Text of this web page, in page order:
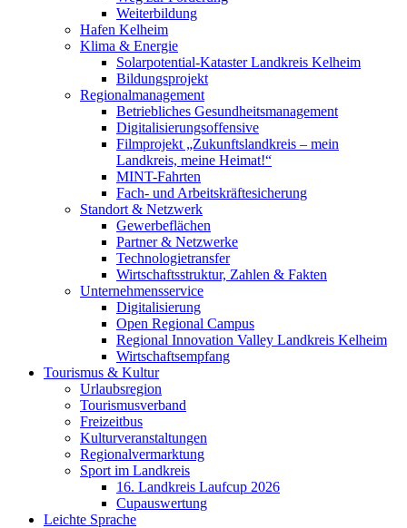
Weiterbildung
Hafen Kelheim
Klima & Energie
Solarpotential-Kataster Landkreis Kelheim
Bildungsprojekt
Regionalmanagement
Betriebliches Gesundheitsmanagement
Digitalisierungsoffensive
Filmprojekt „Zukunftslandkreis – mein
Landkreis, meine Heimat!“
MINT-Fahrten
Fach- und Arbeitskräftesicherung
Standort & Netzwerk
Gewerbeflächen
Partner & Netzwerke
Technologietransfer
Wirtschaftsstruktur, Zahlen & Fakten
Unternehmensservice
Digitalisierung
Open Regional Campus
Regional Innovation Valley Landkreis Kelheim
Wirtschaftsempfang
Tourismus & Kultur
Urlaubsregion
Tourismusverband
Freizeitbus
Kulturveranstaltungen
Regionalvermarktung
Sport im Landkreis
16. Landkreis Laufcup 2026
Cupauswertung
Leichte Sprache